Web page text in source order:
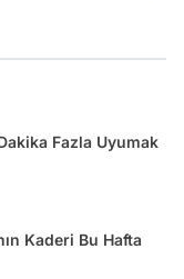
Fazla Uyumak
Kaderi Bu Hafta